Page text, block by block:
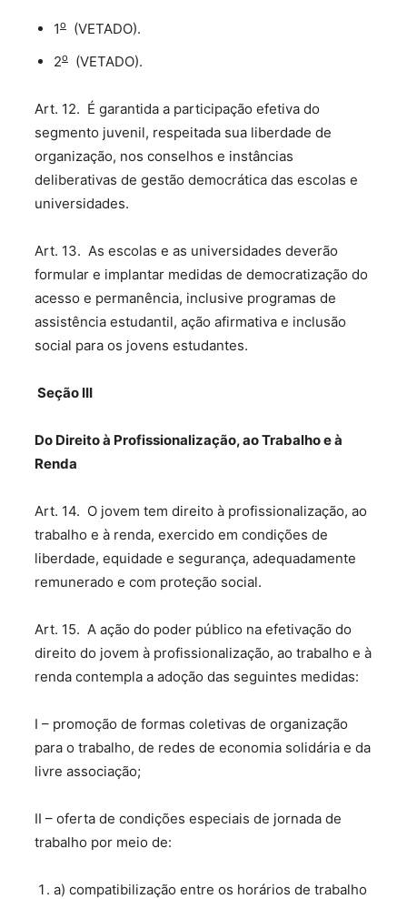
1o(VETADO).
2o(VETADO).
Art. 12. É garantida a participação efetiva do
segmento juvenil, respeitada sua liberdade de
organização, nos conselhos e instâncias
deliberativas de gestão democrática das escolas e
universidades.
Art. 13. As escolas e as universidades deverão
formular e implantar medidas de democratização do
acesso e permanência, inclusive programas de
assistência estudantil, ação afirmativa e inclusão
social para os jovens estudantes.
SeçãoIII
Do Direito à Profissionalização, ao Trabalho e à
Renda
Art. 14. O jovem tem direito à profissionalização, ao
trabalho e à renda, exercido em condições de
liberdade, equidade e segurança, adequadamente
remunerado e com proteção social.
Art. 15. A ação do poder público na efetivação do
direito do jovem à profissionalização, ao trabalho e à
renda contempla a adoção das seguintes medidas:
I – promoção de formas coletivas de organização
para o trabalho, de redes de economia solidária e da
livre associação;
II – oferta de condições especiais de jornada de
trabalho por meio de:
a) compatibilização entre os horários de trabalho